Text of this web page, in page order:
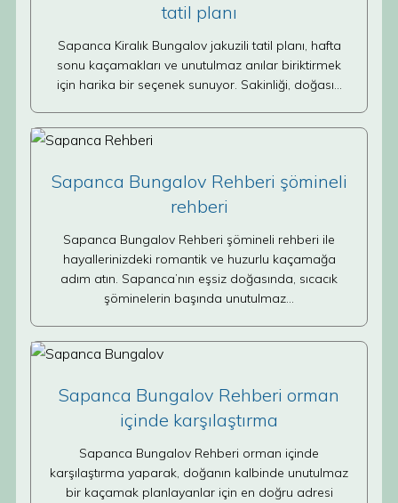
tatil planı
Sapanca Kiralık Bungalov jakuzili tatil planı, hafta
sonu kaçamakları ve unutulmaz anılar biriktirmek
için harika bir seçenek sunuyor. Sakinliği, doğası…
Sapanca Bungalov Rehberi şömineli
rehberi
Sapanca Bungalov Rehberi şömineli rehberi ile
hayallerinizdeki romantik ve huzurlu kaçamağa
adım atın. Sapanca’nın eşsiz doğasında, sıcacık
şöminelerin başında unutulmaz…
Sapanca Bungalov Rehberi orman
içinde karşılaştırma
Sapanca Bungalov Rehberi orman içinde
karşılaştırma yaparak, doğanın kalbinde unutulmaz
bir kaçamak planlayanlar için en doğru adresi